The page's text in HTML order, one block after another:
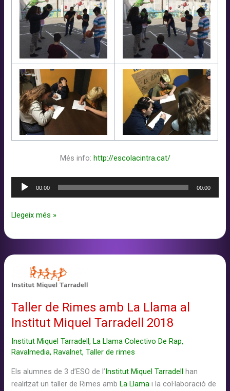
Més info: http://escolacintra.cat/
Reproductor
00:00 00:00
Taller
Rimes
Llama
a
l’Escola
Cintra
2017/2018
Llegeix més »
Taller de Rimes amb La Llama al
Institut Miquel Tarradell 2018
Institut Miquel Tarradell, La Llama Colectivo De Rap,
Ravalmedia, Ravalnet,Taller de rimes
Els alumnes de 3 d’ESO de l’Institut Miquel Tarradell han
realitzat un taller de Rimes ambLa Llama i la col·laboració de